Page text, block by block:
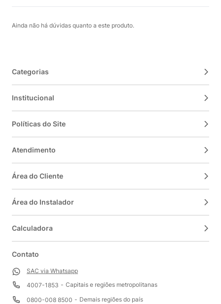
Ainda não há dúvidas quanto a este produto.
Categorias
Institucional
Políticas do Site
Atendimento
Área do Cliente
Área do Instalador
Calculadora
Contato
SAC via Whatsapp
4007-1853
Capitais e regiões metropolitanas
0800-008 8500
Demais regiões do país